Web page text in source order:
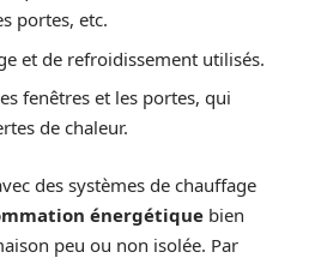
portes, etc.
et de refroidissement utilisés.
fenêtres et les portes, qui
de chaleur.
des systèmes de chauffage
énergétique bien
peu ou non isolée. Par